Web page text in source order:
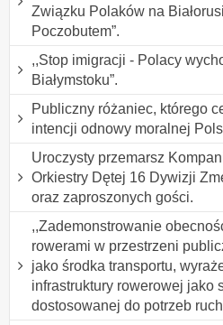
Związku Polaków na
Poczobutem”.
,,Stop imigracji - Polacy
Białymstoku”.
Publiczny różaniec, którego
intencji odnowy moralnej
Uroczysty przemarsz
Orkiestry Dętej 16 Dywizji
oraz zaproszonych gości.
,,Zademonstrowanie
rowerami w przestrzeni
jako środka transportu,
infrastruktury rowerowej jako
dostosowanej do potrzeb